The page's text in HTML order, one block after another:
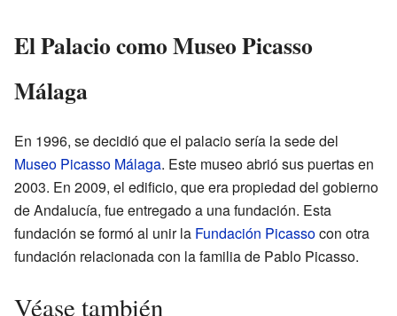
El Palacio como Museo Picasso
Málaga
En 1996, se decidió que el palacio sería la sede del
Museo Picasso Málaga. Este museo abrió sus puertas en
2003. En 2009, el edificio, que era propiedad del gobierno
de Andalucía, fue entregado a una fundación. Esta
fundación se formó al unir la Fundación Picassocon otra
fundación relacionada con la familia de Pablo Picasso.
Véase también